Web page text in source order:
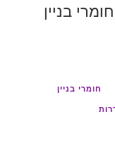
בניין
חומרי בניין